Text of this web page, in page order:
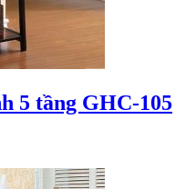
5 tầng GHC-105